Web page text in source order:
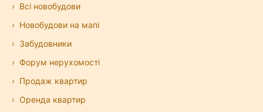
Всі новобудови
Новобудови на мапі
Забудовники
Форум нерухомості
Продаж квартир
Оренда квартир